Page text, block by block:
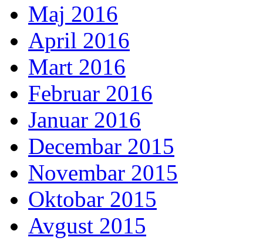
Maj 2016
April 2016
Mart 2016
Februar 2016
Januar 2016
Decembar 2015
Novembar 2015
Oktobar 2015
Avgust 2015